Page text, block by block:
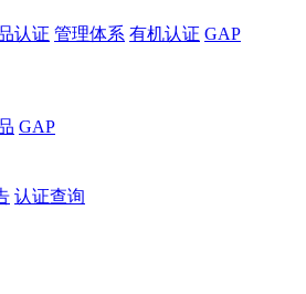
认证 管理体系 有机认证 GAP
GAP
认证查询